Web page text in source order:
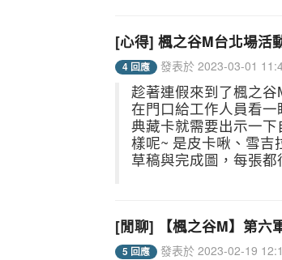
[心得] 楓之谷M台北場活
4 回應 發表於 2023-03-01
趁著連假來到了楓之
在門口給工作人員看
典藏卡就需要出示一
樣呢~ 是皮卡啾、雪吉
草稿與完成圖，每張
[閒聊] 【楓之谷M】第六
5 回應 發表於 2023-02-19